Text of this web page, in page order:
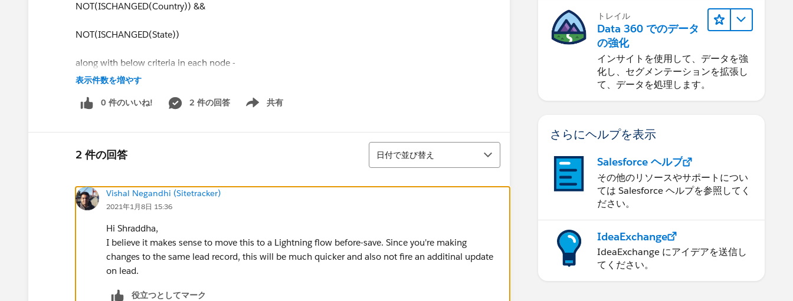
NOT(ISCHANGED(Country)) &&
NOT(ISCHANGED(State))
along with below criteria in each node -
Thanks!
表示件数を増やす
0 件のいいね! 2 件の回答 共有
Show menu
2 件の回答
並び替え
日付で並び替え
Vishal Negandhi (Sitetracker)
2021年1月8日 15:36
Hi Shraddha,
I believe it makes sense to move this to a Lightning flow before-save. Since you're making
changes to the same lead record, this will be much quicker and also not fire an additinal update
on lead.
役立つとしてマーク
トレイル
Data 360 でのデータ
の強化
インサイトを使用して、データを強
化し、セグメンテーションを拡張し
て、データを処理します。
さらにヘルプを表示
Salesforce ヘルプ
その他のリソースやサポートについ
ては Salesforce ヘルプを参照してく
ださい。
IdeaExchange
IdeaExchange にアイデアを送信し
てください。